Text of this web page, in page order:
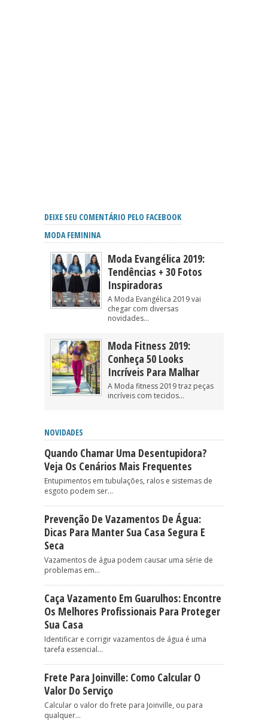
DEIXE SEU COMENTÁRIO PELO FACEBOOK
MODA FEMININA
Moda Evangélica 2019:
Tendências + 30 Fotos
Inspiradoras
A Moda Evangélica 2019 vai
chegar com diversas
novidades...
Moda Fitness 2019:
Conheça 50 Looks
Incríveis Para Malhar
A Moda fitness 2019 traz peças
incríveis com tecidos...
NOVIDADES
Quando Chamar Uma Desentupidora?
Veja Os Cenários Mais Frequentes
Entupimentos em tubulações, ralos e sistemas de
esgoto podem ser...
Prevenção De Vazamentos De Água:
Dicas Para Manter Sua Casa Segura E
Seca
Vazamentos de água podem causar uma série de
problemas em...
Caça Vazamento Em Guarulhos: Encontre
Os Melhores Profissionais Para Proteger
Sua Casa
Identificar e corrigir vazamentos de água é uma
tarefa essencial...
Frete Para Joinville: Como Calcular O
Valor Do Serviço
Calcular o valor do frete para Joinville, ou para
qualquer...